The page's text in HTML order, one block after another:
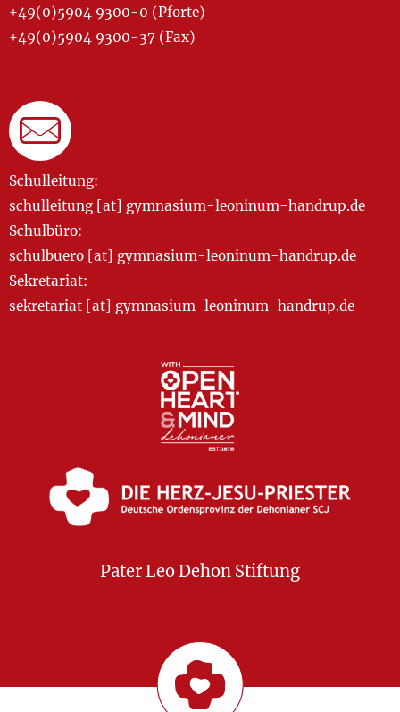
+49(0)5904 9300-0 (Pforte)
+49(0)5904 9300-37 (Fax)
Schulleitung:
schulleitung [at] gymnasium-leoninum-handrup.de
Schulbüro:
schulbuero [at] gymnasium-leoninum-handrup.de
Sekretariat:
sekretariat [at] gymnasium-leoninum-handrup.de
Pater Leo Dehon Stiftung